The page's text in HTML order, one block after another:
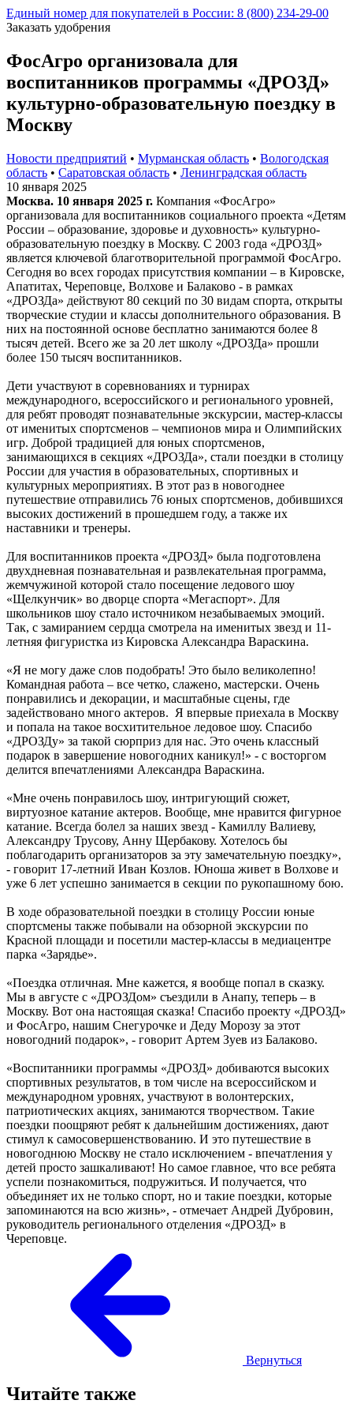
Единый номер для покупателей в России: 8 (800) 234-29-00
Заказать удобрения
ФосАгро организовала для
воспитанников программы «ДРОЗД»
культурно-образовательную поездку в
Москву
Новости предприятий • Мурманская область • Вологодская
область • Саратовская область • Ленинградская область
10 января 2025
Москва. 10 января 2025 г. Компания «ФосАгро»
организовала для воспитанников социального проекта «Детям
России – образование, здоровье и духовность» культурно-
образовательную поездку в Москву. С 2003 года «ДРОЗД»
является ключевой благотворительной программой ФосАгро.
Сегодня во всех городах присутствия компании – в Кировске,
Апатитах, Череповце, Волхове и Балаково - в рамках
«ДРОЗДа» действуют 80 секций по 30 видам спорта, открыты
творческие студии и классы дополнительного образования. В
них на постоянной основе бесплатно занимаются более 8
тысяч детей. Всего же за 20 лет школу «ДРОЗДа» прошли
более 150 тысяч воспитанников.
Дети участвуют в соревнованиях и турнирах
международного, всероссийского и регионального уровней,
для ребят проводят познавательные экскурсии, мастер-классы
от именитых спортсменов – чемпионов мира и Олимпийских
игр. Доброй традицией для юных спортсменов,
занимающихся в секциях «ДРОЗДа», стали поездки в столицу
России для участия в образовательных, спортивных и
культурных мероприятиях. В этот раз в новогоднее
путешествие отправились 76 юных спортсменов, добившихся
высоких достижений в прошедшем году, а также их
наставники и тренеры.
Для воспитанников проекта «ДРОЗД» была подготовлена
двухдневная познавательная и развлекательная программа,
жемчужиной которой стало посещение ледового шоу
«Щелкунчик» во дворце спорта «Мегаспорт». Для
школьников шоу стало источником незабываемых эмоций.
Так, с замиранием сердца смотрела на именитых звезд и 11-
летняя фигуристка из Кировска Александра Вараскина.
«Я не могу даже слов подобрать! Это было великолепно!
Командная работа – все четко, слажено, мастерски. Очень
понравились и декорации, и масштабные сцены, где
задействовано много актеров. Я впервые приехала в Москву
и попала на такое восхитительное ледовое шоу. Спасибо
«ДРОЗДу» за такой сюрприз для нас. Это очень классный
подарок в завершение новогодних каникул!» - с восторгом
делится впечатлениями Александра Вараскина.
«Мне очень понравилось шоу, интригующий сюжет,
виртуозное катание актеров. Вообще, мне нравится фигурное
катание. Всегда болел за наших звезд - Камиллу Валиеву,
Александру Трусову, Анну Щербакову. Хотелось бы
поблагодарить организаторов за эту замечательную поездку»,
- говорит 17-летний Иван Козлов. Юноша живет в Волхове и
уже 6 лет успешно занимается в секции по рукопашному бою.
В ходе образовательной поездки в столицу России юные
спортсмены также побывали на обзорной экскурсии по
Красной площади и посетили мастер-классы в медиацентре
парка «Зарядье».
«Поездка отличная. Мне кажется, я вообще попал в сказку.
Мы в августе с «ДРОЗДом» съездили в Анапу, теперь – в
Москву. Вот она настоящая сказка! Спасибо проекту «ДРОЗД»
и ФосАгро, нашим Снегурочке и Деду Морозу за этот
новогодний подарок», - говорит Артем Зуев из Балаково.
«Воспитанники программы «ДРОЗД» добиваются высоких
спортивных результатов, в том числе на всероссийском и
международном уровнях, участвуют в волонтерских,
патриотических акциях, занимаются творчеством. Такие
поездки поощряют ребят к дальнейшим достижениях, дают
стимул к самосовершенствованию. И это путешествие в
новогоднюю Москву не стало исключением - впечатления у
детей просто зашкаливают! Но самое главное, что все ребята
успели познакомиться, подружиться. И получается, что
объединяет их не только спорт, но и такие поездки, которые
запоминаются на всю жизнь», - отмечает Андрей Дубровин,
руководитель регионального отделения «ДРОЗД» в
Череповце.
Вернуться
Читайте также